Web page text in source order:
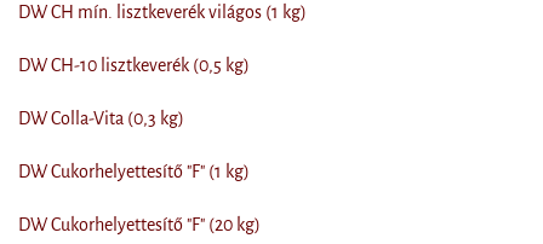
DW CH mín. lisztkeverék világos (1 kg)
DW CH-10 lisztkeverék (0,5 kg)
DW Colla-Vita (0,3 kg)
DW Cukorhelyettesítő "F" (1 kg)
DW Cukorhelyettesítő "F" (20 kg)